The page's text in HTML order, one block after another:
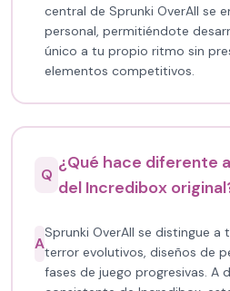
central de Sprunki OverAll se
personal, permitiéndote
único a tu propio ritmo sin
elementos competitivos.
Q
¿Qué hace diferente
del Incredibox
A
Sprunki OverAll se distingue a
terror evolutivos, diseños de
fases de juego progresivas. A